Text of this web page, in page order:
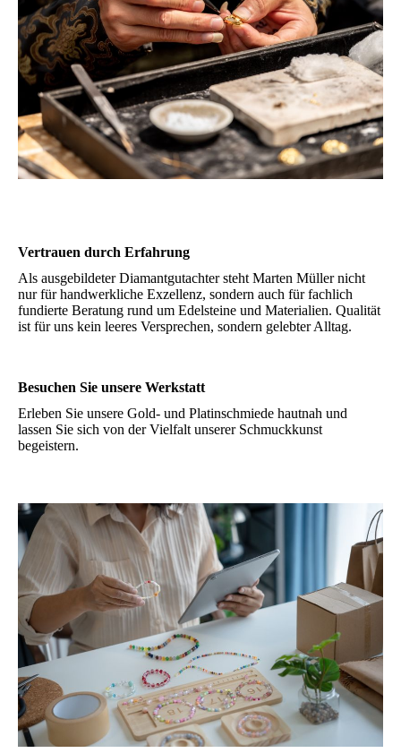
Vertrauen durch Erfahrung
Als ausgebildeter Diamantgutachter steht Marten Müller nicht
nur für handwerkliche Exzellenz, sondern auch für fachlich
fundierte Beratung rund um Edelsteine und Materialien. Qualität
ist für uns kein leeres Versprechen, sondern gelebter Alltag.
Besuchen Sie unsere Werkstatt
Erleben Sie unsere Gold- und Platinschmiede hautnah und
lassen Sie sich von der Vielfalt unserer Schmuckkunst
begeistern.